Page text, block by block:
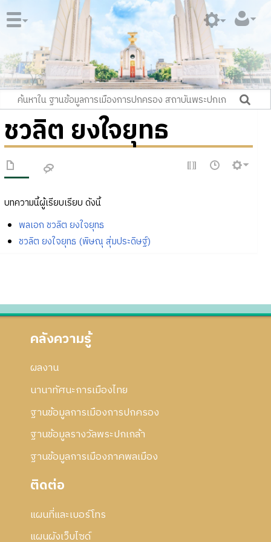
ชวลิต ยงใจยุทธ
บทความนี้ผู้เรียบเรียบ ดังนี้
พลเอก ชวลิต ยงใจยุทธ
ชวลิต ยงใจยุทธ (พิษณุ สุ่มประดิษฐ์)
คลังความรู้
ผลงาน
นานาทัศนะการเมืองไทย
ฐานข้อมูลการเมืองการปกครอง
ฐานข้อมูลรางวัลพระปกเกล้า
ฐานข้อมูลการเมืองภาคพลเมือง
ติดต่อ
แผนที่และเบอร์โทร
แผนผังเว็บไซด์